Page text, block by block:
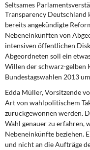
Seltsames
Transparency
bereits angekündigte
Nebeneinkünften von
intensiven öffentlichen
Abgeordneten soll ein
Willen der schwarz-gelben
Bundestagswahlen 2013
Edda Müller, Vorsitzende
Art von wahlpolitischem
zurückgewonnen werden.
Wahl genauer zu erfahren,
Nebeneinkünfte beziehen.
und nicht an die Aufträge